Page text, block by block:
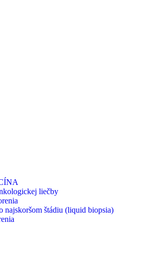
liečby
najskoršom štádiu (liquid biopsia)